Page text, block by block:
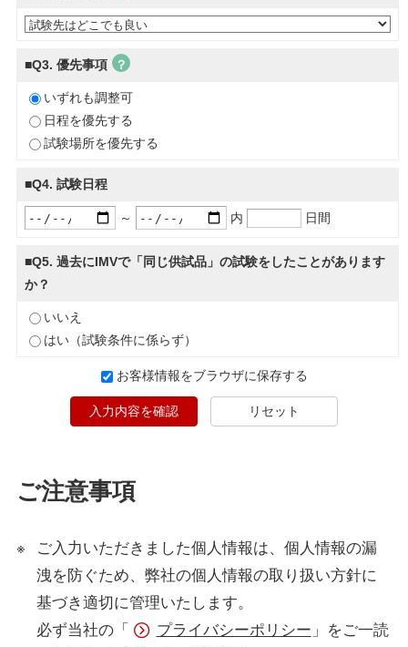
■Q3. 優先事項 ？
いずれも調整可
日程を優先する
試験場所を優先する
■Q4. 試験日程
～ 内 日間
■Q5. 過去にIMVで「同じ供試品」の試験をしたことがあります
か？
いいえ
はい（試験条件に係らず）
お客様情報をブラウザに保存する
入力内容を確認 リセット
ご注意事項
ご入力いただきました個人情報は、個人情報の漏
洩を防ぐため、弊社の個人情報の取り扱い方針に
基づき適切に管理いたします。
必ず当社の「
プライバシーポリシー 」をご一読